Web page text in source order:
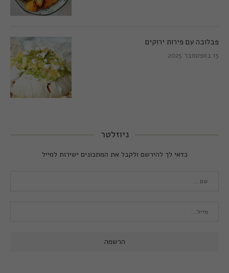
פבלובה עם פירות ירוקים
13 בספטמבר 2025
ניוזלטר
כדאי לך להירשם ולקבל את המתכונים ישירות למייל